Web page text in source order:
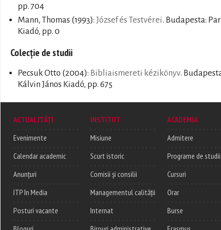
pp. 704
Mann, Thomas (1993): József és Testvérei. Budapesta:
Kiadó, pp. 0
Colecție de studii
Pecsuk Otto (2004): Bibliaismereti kézikönyv.
Kálvin János Kiadó, pp. 675
ACTUALITĂȚI
Evenimente
Calendar academic
Anunțuri
ITP în Media
Posturi vacante
INSTITUT
Misiune
Scurt istoric
Comisii și consilii
Managementul calității
Internat
ACADEMIA
Admitere
Programe de studii
Cursuri
Orar
Burse